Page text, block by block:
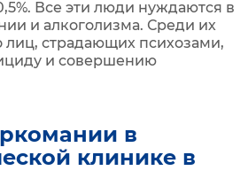
Все эти люди нуждаются в
и алкоголизма. Среди их
лиц, страдающих психозами,
и совершению
в
клинике в